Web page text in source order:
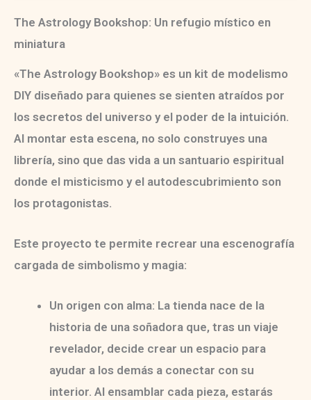
The Astrology Bookshop: Un refugio místico en
miniatura
«The Astrology Bookshop» es un kit de modelismo
DIY diseñado para quienes se sienten atraídos por
los secretos del universo y el poder de la intuición.
Al montar esta escena, no solo construyes una
librería, sino que das vida a un santuario espiritual
donde el misticismo y el autodescubrimiento son
los protagonistas.
Este proyecto te permite recrear una escenografía
cargada de simbolismo y magia:
Un origen con alma: La tienda nace de la
historia de una soñadora que, tras un viaje
revelador, decide crear un espacio para
ayudar a los demás a conectar con su
interior. Al ensamblar cada pieza, estarás